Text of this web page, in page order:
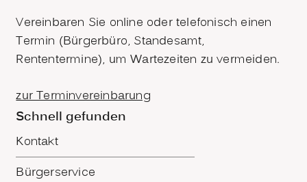
Vereinbaren Sie online oder telefonisch einen
Termin (Bürgerbüro, Standesamt,
Rententermine), um Wartezeiten zu vermeiden.
zur Terminvereinbarung
Schnell gefunden
Kontakt
Bürgerservice